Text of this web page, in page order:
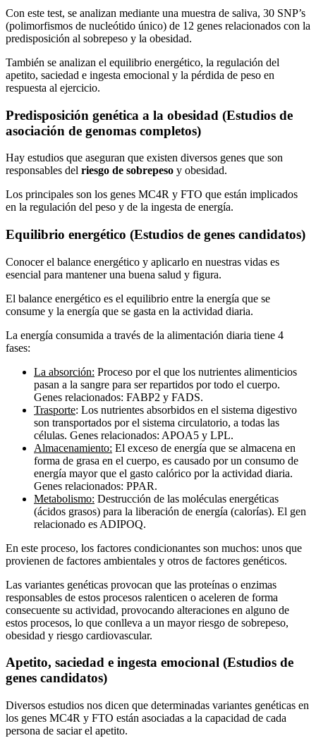
Con este test, se analizan mediante una muestra de saliva, 30 SNP’s
(polimorfismos de nucleótido único) de 12 genes relacionados con la
predisposición al sobrepeso y la obesidad.
También se analizan el equilibrio energético, la regulación del
apetito, saciedad e ingesta emocional y la pérdida de peso en
respuesta al ejercicio.
Predisposición genética a la obesidad (Estudios de
asociación de genomas completos)
Hay estudios que aseguran que existen diversos genes que son
responsables del riesgo de sobrepeso y obesidad.
Los principales son los genes MC4R y FTO que están implicados
en la regulación del peso y de la ingesta de energía.
Equilibrio energético (Estudios de genes candidatos)
Conocer el balance energético y aplicarlo en nuestras vidas es
esencial para mantener una buena salud y figura.
El balance energético es el equilibrio entre la energía que se
consume y la energía que se gasta en la actividad diaria.
La energía consumida a través de la alimentación diaria tiene 4
fases:
La absorción: Proceso por el que los nutrientes alimenticios
pasan a la sangre para ser repartidos por todo el cuerpo.
Genes relacionados: FABP2 y FADS.
Trasporte: Los nutrientes absorbidos en el sistema digestivo
son transportados por el sistema circulatorio, a todas las
células. Genes relacionados: APOA5 y LPL.
Almacenamiento: El exceso de energía que se almacena en
forma de grasa en el cuerpo, es causado por un consumo de
energía mayor que el gasto calórico por la actividad diaria.
Genes relacionados: PPAR.
Metabolismo: Destrucción de las moléculas energéticas
(ácidos grasos) para la liberación de energía (calorías). El gen
relacionado es ADIPOQ.
En este proceso, los factores condicionantes son muchos: unos que
provienen de factores ambientales y otros de factores genéticos.
Las variantes genéticas provocan que las proteínas o enzimas
responsables de estos procesos ralenticen o aceleren de forma
consecuente su actividad, provocando alteraciones en alguno de
estos procesos, lo que conlleva a un mayor riesgo de sobrepeso,
obesidad y riesgo cardiovascular.
Apetito, saciedad e ingesta emocional (Estudios de
genes candidatos)
Diversos estudios nos dicen que determinadas variantes genéticas en
los genes MC4R y FTO están asociadas a la capacidad de cada
persona de saciar el apetito.